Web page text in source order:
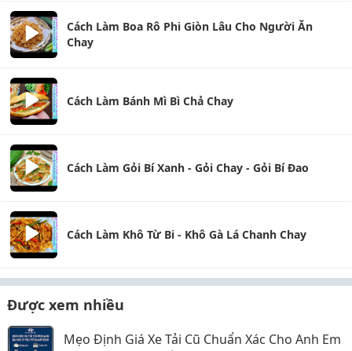
Cách Làm Boa Rô Phi Giòn Lâu Cho Người Ăn
Chay
Cách Làm Bánh Mì Bì Chả Chay
Cách Làm Gỏi Bí Xanh - Gỏi Chay - Gỏi Bí Đao
Cách Làm Khô Từ Bi - Khô Gà Lá Chanh Chay
Được xem nhiều
Mẹo Định Giá Xe Tải Cũ Chuẩn Xác Cho Anh Em